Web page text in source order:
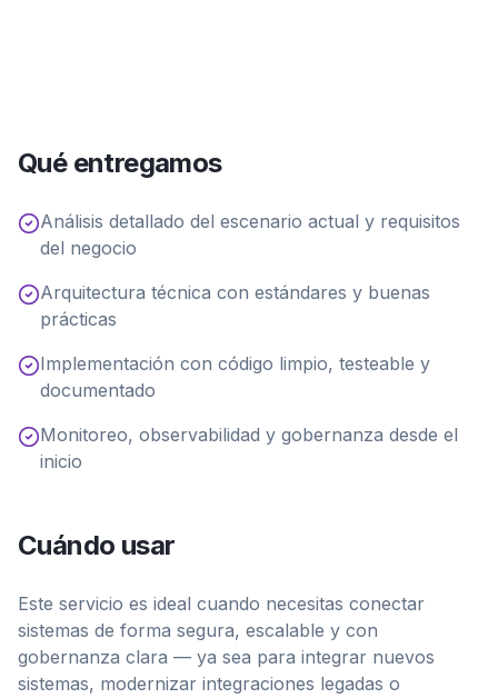
Qué entregamos
Análisis detallado del escenario actual y requisitos
del negocio
Arquitectura técnica con estándares y buenas
prácticas
Implementación con código limpio, testeable y
documentado
Monitoreo, observabilidad y gobernanza desde el
inicio
Cuándo usar
Este servicio es ideal cuando necesitas conectar
sistemas de forma segura, escalable y con
gobernanza clara — ya sea para integrar nuevos
sistemas, modernizar integraciones legadas o